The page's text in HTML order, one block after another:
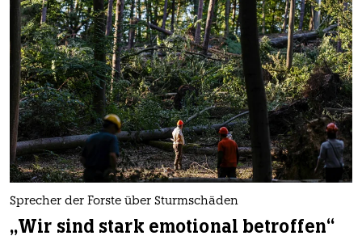
Sprecher der Forste über Sturmschäden
„Wir sind stark emotional betroffen“